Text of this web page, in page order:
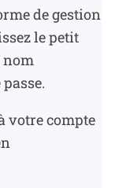
de gestion
le petit
nom
votre compte